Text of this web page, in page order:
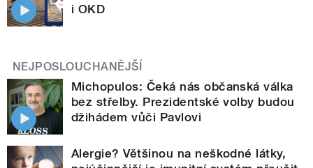
i OKD
NEJPOSLOUCHANĚJŠÍ
Michopulos: Čeká nás občanská válka
bez střelby. Prezidentské volby budou
džihádem vůči Pavlovi
Alergie? Většinou na neškodné látky,